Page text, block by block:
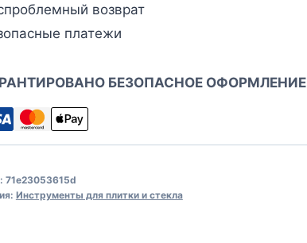
возврат
платежи
БЕЗОПАСНОЕ ОФОРМЛЕНИЕ
71e23053615d
Инструменты для плитки и стекла